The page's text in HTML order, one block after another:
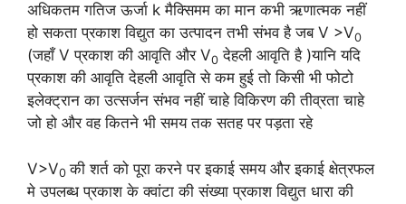
अधिकतम गतिज ऊर्जा k मैक्सिमम का मान कभी ऋणात्मक नहीं
हो सकता प्रकाश विद्युत का उत्पादन तभी संभव है जब V >V0
(जहाँ V प्रकाश की आवृति और V0 देहली आवृति है )यानि यदि
प्रकाश की आवृति देहली आवृति से कम हुई तो किसी भी फोटो
इलेक्ट्रान का उत्सर्जन संभव नहीं चाहे विकिरण की तीव्रता चाहे
जो हो और वह कितने भी समय तक सतह पर पड़ता रहे
V>V0 की शर्त को पूरा करने पर इकाई समय और इकाई क्षेत्रफल
मे उपलब्ध प्रकाश के क्वांटा की संख्या प्रकाश विद्युत धारा की